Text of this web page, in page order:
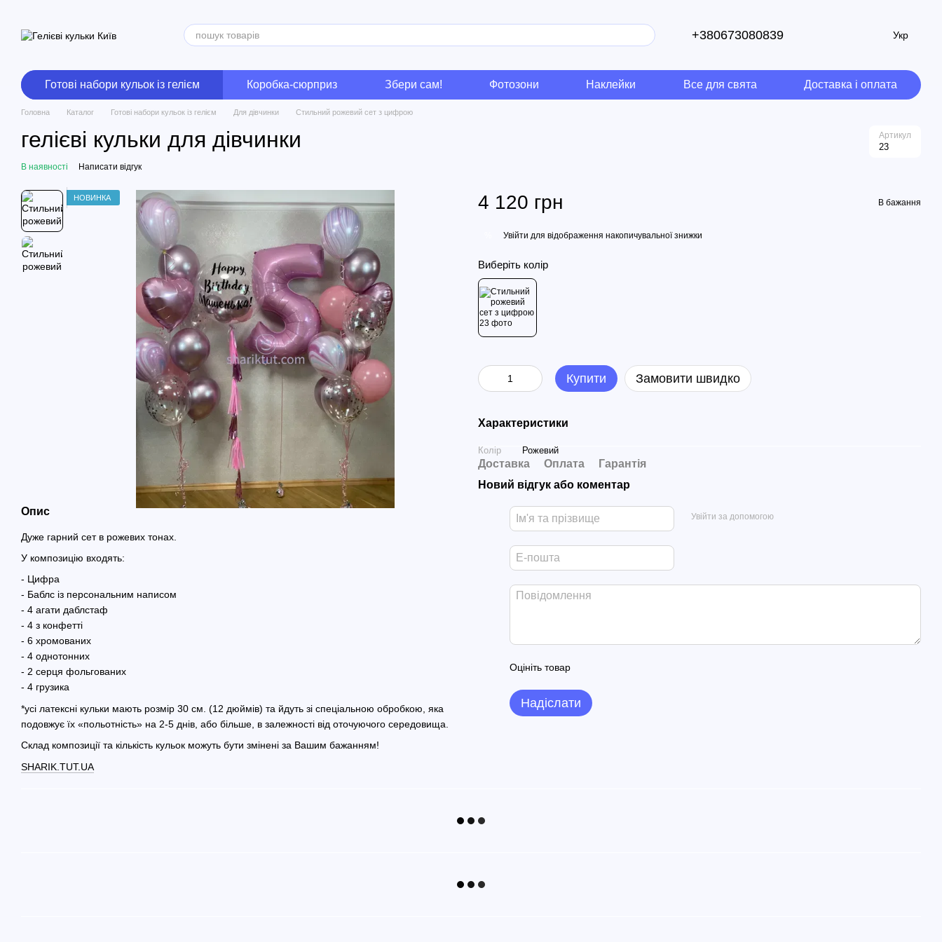
+380673080839 Укр
Готові набори кульок із гелієм Коробка-сюрприз Збери сам! Фотозони Наклейки Все для свята Доставка і оплата
Головна Каталог Готові набори кульок із гелієм Для дівчинки Стильний рожевий сет з цифрою
гелієві кульки для дівчинки Артикул
23
В наявності Написати відгук
НОВИНКА
Опис
Дуже гарний сет в рожевих тонах.
У композицію входять:
- Цифра
- Баблс із персональним написом
- 4 агати даблстаф
- 4 з конфетті
- 6 хромованих
- 4 однотонних
- 2 серця фольгованих
- 4 грузика
*усі латексні кульки мають розмір 30 см. (12 дюймів) та йдуть зі спеціальною обробкою, яка
подовжує їх «польотність» на 2-5 днів, або більше, в залежності від оточуючого середовища.
Склад композиції та кількість кульок можуть бути змінені за Вашим бажанням!
SHARIK.TUT.UA
4 120 грн В бажання
Увійти для відображення накопичувальної знижки
Виберіть колір
Купити Замовити швидко
Характеристики
Колір Рожевий
Доставка Оплата
Гарантія
Новий відгук або коментар
Увійти за допомогою
Оцініть товар
Надіслати